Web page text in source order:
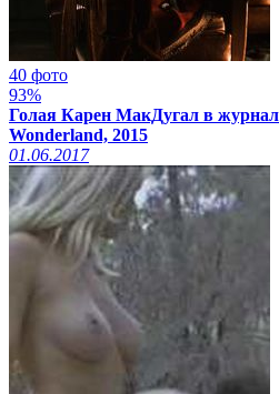
40 фото
93%
Голая Карен МакДугал в
Wonderland, 2015
01.06.2017